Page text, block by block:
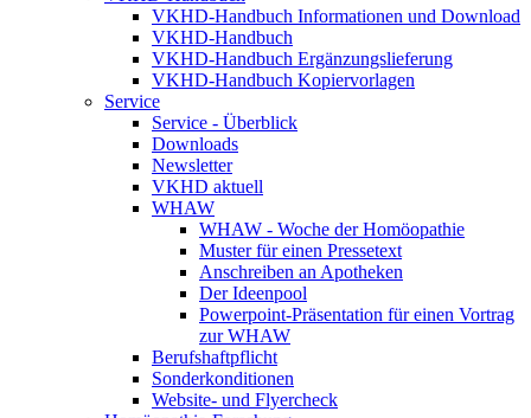
VKHD-Handbuch Informationen und Download
VKHD-Handbuch
VKHD-Handbuch Ergänzungslieferung
VKHD-Handbuch Kopiervorlagen
Service
Service - Überblick
Downloads
Newsletter
VKHD aktuell
WHAW
WHAW - Woche der Homöopathie
Muster für einen Pressetext
Anschreiben an Apotheken
Der Ideenpool
Powerpoint-Präsentation für einen Vortrag
zur WHAW
Berufshaftpflicht
Sonderkonditionen
Website- und Flyercheck